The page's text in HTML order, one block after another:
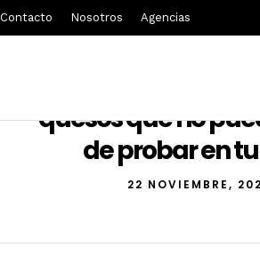
Contacto Nosotros Agencias
Gastronomía
quesos que no
de probar en
22 NOVIEMBRE,